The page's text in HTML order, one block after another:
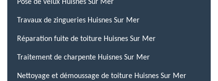
Pose de velux Huisnes Sur Mer
Travaux de zingueries Huisnes Sur Mer
Réparation fuite de toiture Huisnes Sur Mer
Traitement de charpente Huisnes Sur Mer
Nettoyage et démoussage de toiture Huisnes Sur Mer